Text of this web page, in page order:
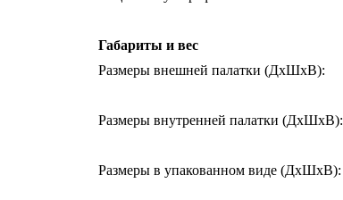
Габариты и вес
Размеры внешней палатки (ДхШхВ):
Размеры внутренней палатки (ДхШхВ):
Размеры в упакованном виде (ДхШхВ):